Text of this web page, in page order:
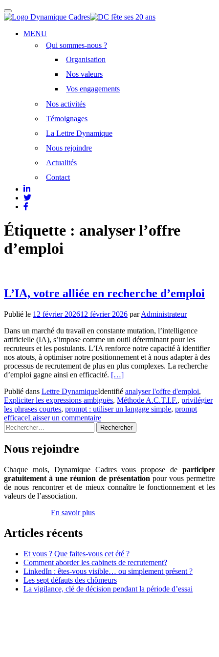
Afficher/masquer
la
Aller
MENU
Qui sommes-nous ?
Organisation
Nos valeurs
Vos engagements
Nos activités
Témoignages
La Lettre Dynamique
Nous rejoindre
Actualités
Contact
Étiquette : analyser l’offre
d’emploi
L’IA, votre alliée en recherche d’emploi
Publié le 12 février 202612 février 2026 parAdministrateur
Dans un marché du travail en constante mutation, l’intelligence
artificielle (IA), s’impose comme un outil déterminant pour les
recruteurs et les postulants. L’IA renforce notre capacité à identifier
nos atouts, à optimiser notre positionnement et à nous adapter à des
processus de recrutement de plus en plus complexes. La recherche
d’emploi gagne ainsi en efficacité. En
plus
surL’IA,
votre
en
[…]
Publié dans Lettre DynamiqueIdentifié analyser l'offre d'emploi,
Expliciter les expressions ambiguës, Méthode A.C.T.I.F., privilégier
les phrases courtes, prompt : utiliser un langage simple, prompt
efficaceLaisser un commentaire
Rechercher :
Nous rejoindre
Chaque mois, Dynamique Cadres vous propose de participer
gratuitement à une réunion de présentation pour vous permettre
de nous rencontrer et de mieux connaître le fonctionnement et les
valeurs de l’association.
En savoir plus
Articles récents
Et vous ? Que faites-vous cet été ?
Comment aborder les cabinets de recrutement?
LinkedIn : êtes-vous visible… ou simplement présent ?
Les sept défauts des chômeurs
La vigilance, clé de décision pendant la période d’essai